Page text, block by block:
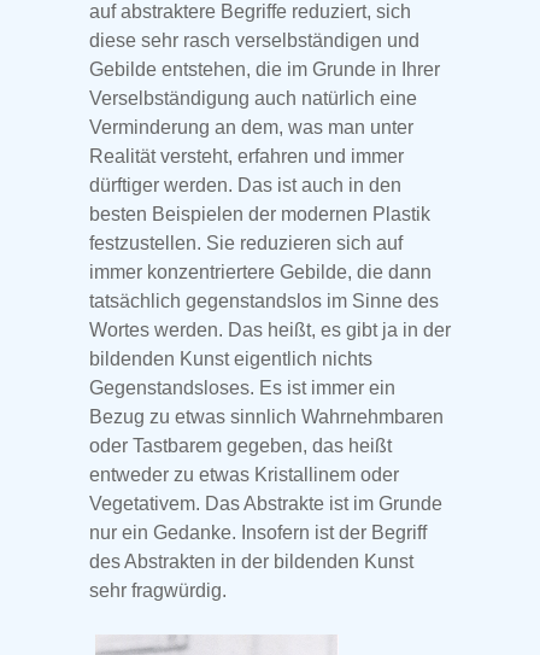
auf abstraktere Begriffe reduziert, sich
diese sehr rasch verselbständigen und
Gebilde entstehen, die im Grunde in Ihrer
Verselbständigung auch natürlich eine
Verminderung an dem, was man unter
Realität versteht, erfahren und immer
dürftiger werden. Das ist auch in den
besten Beispielen der modernen Plastik
festzustellen. Sie reduzieren sich auf
immer konzentriertere Gebilde, die dann
tatsächlich gegenstandslos im Sinne des
Wortes werden. Das heißt, es gibt ja in der
bildenden Kunst eigentlich nichts
Gegenstandsloses. Es ist immer ein
Bezug zu etwas sinnlich Wahrnehmbaren
oder Tastbarem gegeben, das heißt
entweder zu etwas Kristallinem oder
Vegetativem. Das Abstrakte ist im Grunde
nur ein Gedanke. Insofern ist der Begriff
des Abstrakten in der bildenden Kunst
sehr fragwürdig.